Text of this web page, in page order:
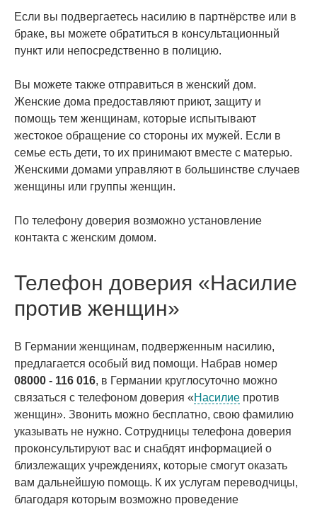
Если вы подвергаетесь насилию в партнёрстве или в
браке, вы можете обратиться в консультационный
пункт или непосредственно в полицию.
Вы можете также отправиться в женский дом.
Женские дома предоставляют приют, защиту и
помощь тем женщинам, которые испытывают
жестокое обращение со стороны их мужей. Если в
семье есть дети, то их принимают вместе с матерью.
Женскими домами управляют в большинстве случаев
женщины или группы женщин.
По телефону доверия возможно установление
контакта с женским домом.
Телефон доверия «Насилие
против женщин»
В Германии женщинам, подверженным насилию,
предлагается особый вид помощи. Набрав номер
08000 - 116 016, в Германии круглосуточно можно
связаться с телефоном доверия «Насилие против
женщин». Звонить можно бесплатно, свою фамилию
указывать не нужно. Сотрудницы телефона доверия
проконсультируют вас и снабдят информацией о
близлежащих учреждениях, которые смогут оказать
вам дальнейшую помощь. К их услугам переводчицы,
благодаря которым возможно проведение